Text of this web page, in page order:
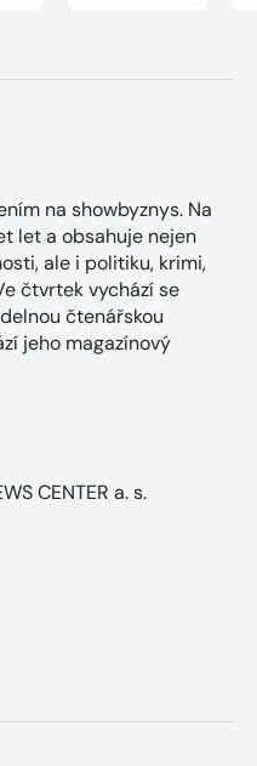
na showbyznys. Na
let a obsahuje nejen
ale i politiku, krimi,
čtvrtek vychází se
čtenářskou
jeho magazínový
CENTER a. s.